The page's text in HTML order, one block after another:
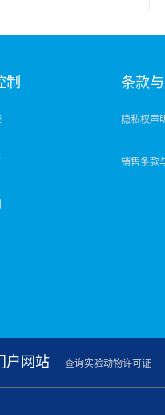
制 条款
隐私权声
销售条款
户网站 查询实验动物许可证